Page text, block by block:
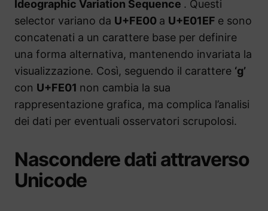
Ideographic Variation Sequence . Questi
selector variano da U+FE00 a U+E01EF e sono
concatenati a un carattere base per definire
una forma alternativa, mantenendo invariata la
visualizzazione. Così, seguendo il carattere ‘g’
con U+FE01 non cambia la sua
rappresentazione grafica, ma complica l’analisi
dei dati per eventuali osservatori scrupolosi.
Nascondere dati attraverso
Unicode